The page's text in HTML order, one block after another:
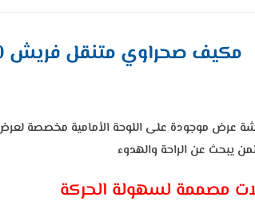
مكيف صحراوي متنقل فريش 40 لتر تربو – ديجيتال – أبيض
عرض موجودة على اللوحة الأمامية مخصصة لعرض
يبحث عن الراحة والهدوء
مصممة لسهولة الحركة